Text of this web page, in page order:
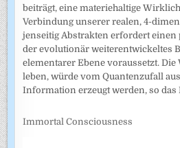
beiträgt, eine materiehaltige
Verbindung unserer realen, 4-
jenseitig Abstrakten erfordert einen
der evolutionär weiterentwickeltes
elementarer Ebene voraussetzt.
leben, würde vom Quantenzufall
Information erzeugt werden, so das
Immortal Consciousness